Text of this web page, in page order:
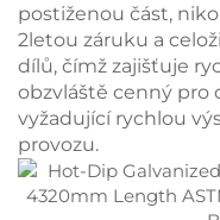
postiženou část,
2letou záruku a
dílů, čímž zajišťuje
obzvláště cenný pro
vyžadující rychlou
provozu.